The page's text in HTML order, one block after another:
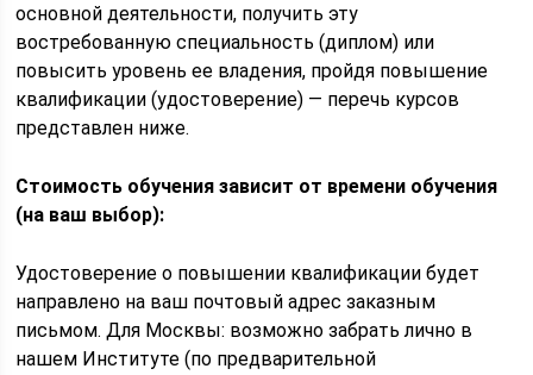
основной деятельности, получить эту
востребованную специальность (диплом) или
повысить уровень ее владения, пройдя повышение
квалификации (удостоверение) — перечь курсов
представлен ниже.
Стоимость обучения зависит от времени обучения
(на ваш выбор):
Удостоверение о повышении квалификации будет
направлено на ваш почтовый адрес заказным
письмом. Для Москвы: возможно забрать лично в
нашем Институте (по предварительной